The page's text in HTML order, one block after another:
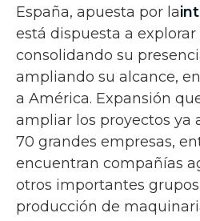
España, apuesta por la
está dispuesta a
consolidando su
ampliando su alcance,
a América. Expansión
ampliar los proyectos ya
70 grandes empresas,
encuentran compañías
otros importantes
producción de